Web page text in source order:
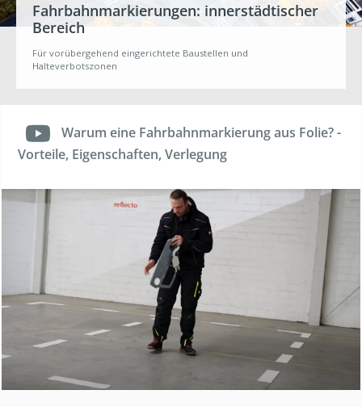
Fahrbahnmarkierungen: innerstädtischer
Bereich
Für vorübergehend eingerichtete Baustellen und
Halteverbotszonen
Warum eine Fahrbahnmarkierung aus Folie? -
Vorteile, Eigenschaften, Verlegung